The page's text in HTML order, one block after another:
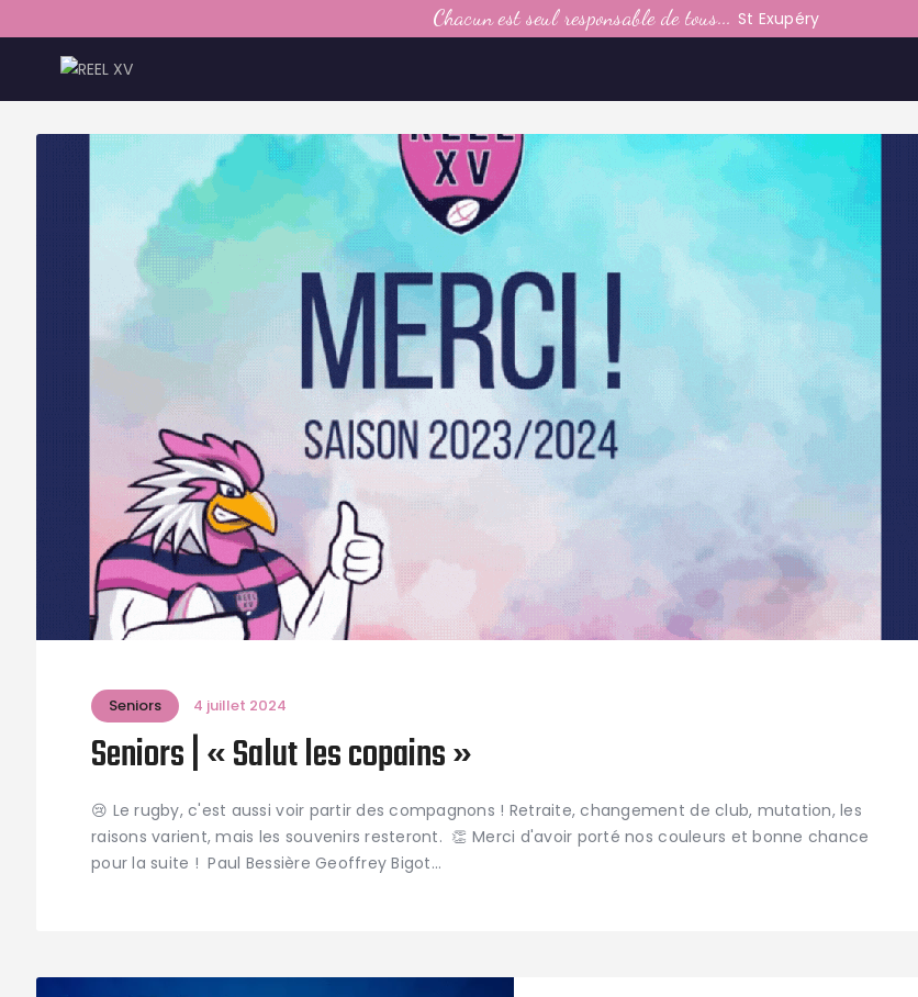
Chacun est seul responsable de tous... St Exupéry
LE CLUB
CATEGORIES
PARTENAIRES
MEDIAS
CONTACT
Seniors 4 juillet 2024
Seniors | « Salut les copains »
😢 Le rugby, c'est aussi voir partir des compagnons ! Retraite, changement de club, mutation, les
raisons varient, mais les souvenirs resteront. 👏 Merci d'avoir porté nos couleurs et bonne chance
pour la suite ! Paul Bessière Geoffrey Bigot…